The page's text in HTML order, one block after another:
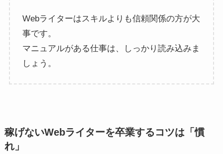
Webライターはスキルよりも信頼関係の方が大
事です。
マニュアルがある仕事は、しっかり読み込みま
しょう。
稼げないWebライターを卒業するコツは「慣
れ」